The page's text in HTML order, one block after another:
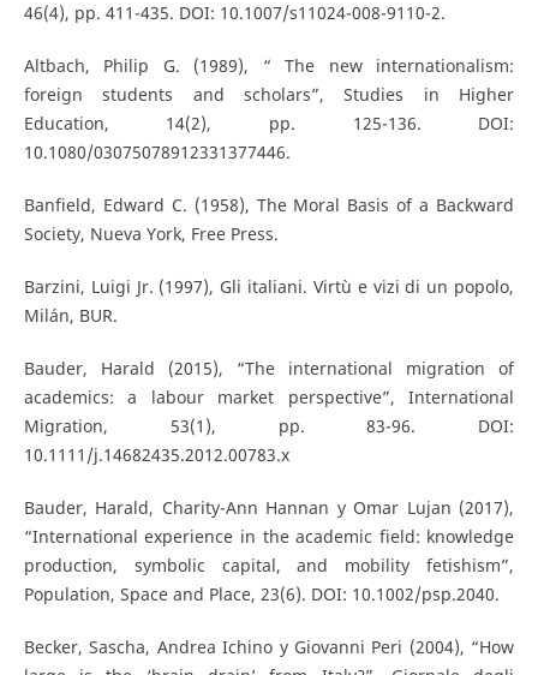
46(4), pp. 411-435. DOI: 10.1007/s11024-008-9110-2.
Altbach, Philip G. (1989), “ The new internationalism:
foreign students and scholars”, Studies in Higher
Education, 14(2), pp. 125-136. DOI:
10.1080/03075078912331377446.
Banfield, Edward C. (1958), The Moral Basis of a Backward
Society, Nueva York, Free Press.
Barzini, Luigi Jr. (1997), Gli italiani. Virtù e vizi di un popolo,
Milán, BUR.
Bauder, Harald (2015), “The international migration of
academics: a labour market perspective”, International
Migration, 53(1), pp. 83-96. DOI:
10.1111/j.14682435.2012.00783.x
Bauder, Harald, Charity-Ann Hannan y Omar Lujan (2017),
“International experience in the academic field: knowledge
production, symbolic capital, and mobility fetishism”,
Population, Space and Place, 23(6). DOI: 10.1002/psp.2040.
Becker, Sascha, Andrea Ichino y Giovanni Peri (2004), “How